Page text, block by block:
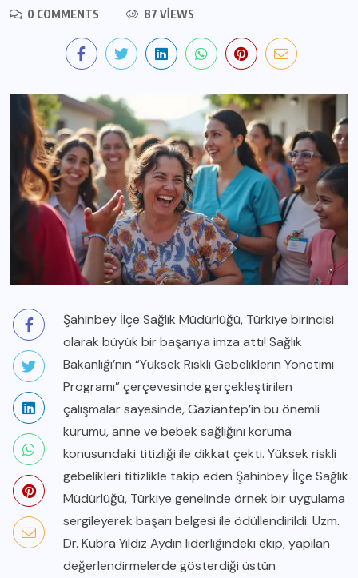
0 COMMENTS
87 VIEWS
Şahinbey İlçe Sağlık Müdürlüğü, Türkiye birincisi
olarak büyük bir başarıya imza attı! Sağlık
Bakanlığı’nın “Yüksek Riskli Gebeliklerin Yönetimi
Programı” çerçevesinde gerçekleştirilen
çalışmalar sayesinde, Gaziantep’in bu önemli
kurumu, anne ve bebek sağlığını koruma
konusundaki titizliği ile dikkat çekti. Yüksek riskli
gebelikleri titizlikle takip eden Şahinbey İlçe Sağlık
Müdürlüğü, Türkiye genelinde örnek bir uygulama
sergileyerek başarı belgesi ile ödüllendirildi. Uzm.
Dr. Kübra Yıldız Aydın liderliğindeki ekip, yapılan
değerlendirmelerde gösterdiği üstün